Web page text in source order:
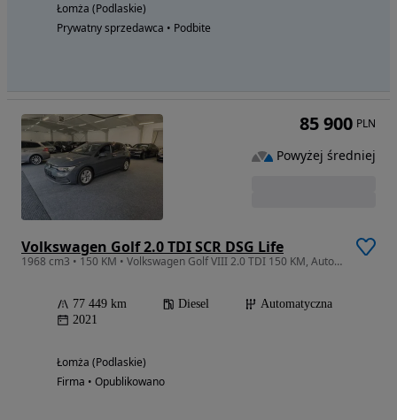
Łomża (Podlaskie)
Prywatny sprzedawca • Podbite
Volkswagen Golf 2.0 TDI SCR DSG Life
1968 cm3 • 150 KM • Volkswagen Golf VIII 2.0 TDI 150 KM, Automat, ACC, systent pasa
77 449 km Diesel
Automatyczna
2021
Łomża (Podlaskie)
Firma • Opublikowano
85 900 PLN
Powyżej średniej